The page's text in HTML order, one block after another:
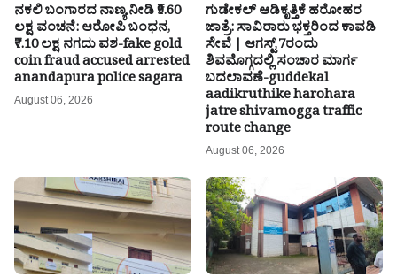
ನಕಲಿ ಬಂಗಾರದ ನಾಣ್ಯ ನೀಡಿ ₹9.60
ಲಕ್ಷ ವಂಚನೆ: ಆರೋಪಿ ಬಂಧನ,
₹7.10 ಲಕ್ಷ ನಗದು ವಶ-fake gold
coin fraud accused arrested
anandapura police sagara
August 06, 2026
ಗುಡೇಕಲ್ ಆಡಿಕೃತ್ತಿಕೆ ಹರೋಹರ
ಜಾತ್ರೆ: ಸಾವಿರಾರು ಭಕ್ತರಿಂದ ಕಾವಡಿ
ಸೇವೆ | ಆಗಸ್ಟ್ 7ರಂದು
ಶಿವಮೊಗ್ಗದಲ್ಲಿ ಸಂಚಾರ ಮಾರ್ಗ
ಬದಲಾವಣೆ-guddekal
aadikruthike harohara
jatre shivamogga traffic
route change
August 06, 2026